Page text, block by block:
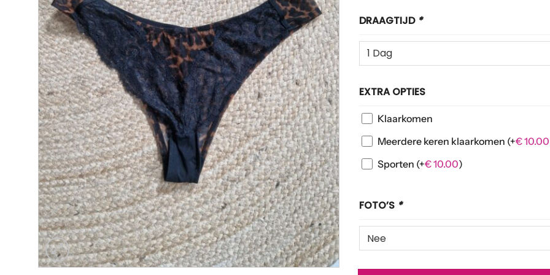
DRAAGTIJD *
EXTRA OPTIES
Klaarkomen
Meerdere keren klaarkomen (+€10.00
Sporten (+€10.00)
FOTO’S *